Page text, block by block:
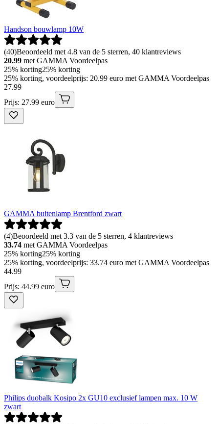
Handson bouwlamp 10W
(40)Beoordeeld met 4.8 van de 5 sterren, 40 klantreviews
20.99 met GAMMA Voordeelpas
25% korting25% korting
25% korting, voordeelprijs: 20.99 euro met GAMMA Voordeelpas
27.99
Prijs: 27.99 euro
GAMMA buitenlamp Brentford zwart
(4)Beoordeeld met 3.3 van de 5 sterren, 4 klantreviews
33.74 met GAMMA Voordeelpas
25% korting25% korting
25% korting, voordeelprijs: 33.74 euro met GAMMA Voordeelpas
44.99
Prijs: 44.99 euro
Philips duobalk Kosipo 2x GU10 exclusief lampen max. 10 W
zwart